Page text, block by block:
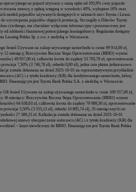
na pojazd używany z sumą opłat od 105,9% ceny pojazdu
umowy, z opłatą wstępną w wysokości 40%, wykupem 16% oraz
modeli pojazdów używanych dostępnych w salonach sieci Toyota i Lexus.
wyczerpania pojazdów objętych promocją. Szczegóły u Dilerów Toyoty
cywilnego, ma charakter wyłącznie informacyjny i przeznaczony jest
od zdolności finansowej potencjalnego leasingobiorcy. Regulamin dostępny
Leasing Polska Sp. z o.o. z siedzibą w Warszawie.
Jesień Używane na zakup używanego samochodu w cenie 99 914,00 zł,
12 miesięcy, Rzeczywista Roczna Stopa Oprocentowania (RRSO) wynosi
49 957,00 zł, całkowita kwota do zapłaty 53 703,78 zł, oprocentowanie
7,50% (3 746,78 zł), odsetki 0,00 zł), jedna rata płatna jednorazowo
została dokonana na dzień 2025-10-01 na reprezentatywnym przykładzie.
(AC) i z tytułu kradzieży (KR) dla kredytowanego samochodu, której
Finansującym jest Toyota Bank Polska S.A. z siedzibą w Warszawie.
Jesień Używane na zakup używanego samochodu w cenie 109 557,00 zł,
36 miesięcy: Rzeczywista Roczna Stopa Oprocentowania (RRSO) wynosi
64 638,63 zł, całkowita kwota do zapłaty 79 089,50 zł, oprocentowanie
prowizja 5,50% (3 555,13 zł), odsetki 10 895,74 zł), 35 miesięcznych rat
27 389,25 zł. Kalkulacja została dokonana na dzień 2025-10-01
umowy ubezpieczenia autocasco (AC) i z tytułu kradzieży (KR) dla
– koszt niewliczony do RRSO. Finansującym jest Toyota Bank Polska